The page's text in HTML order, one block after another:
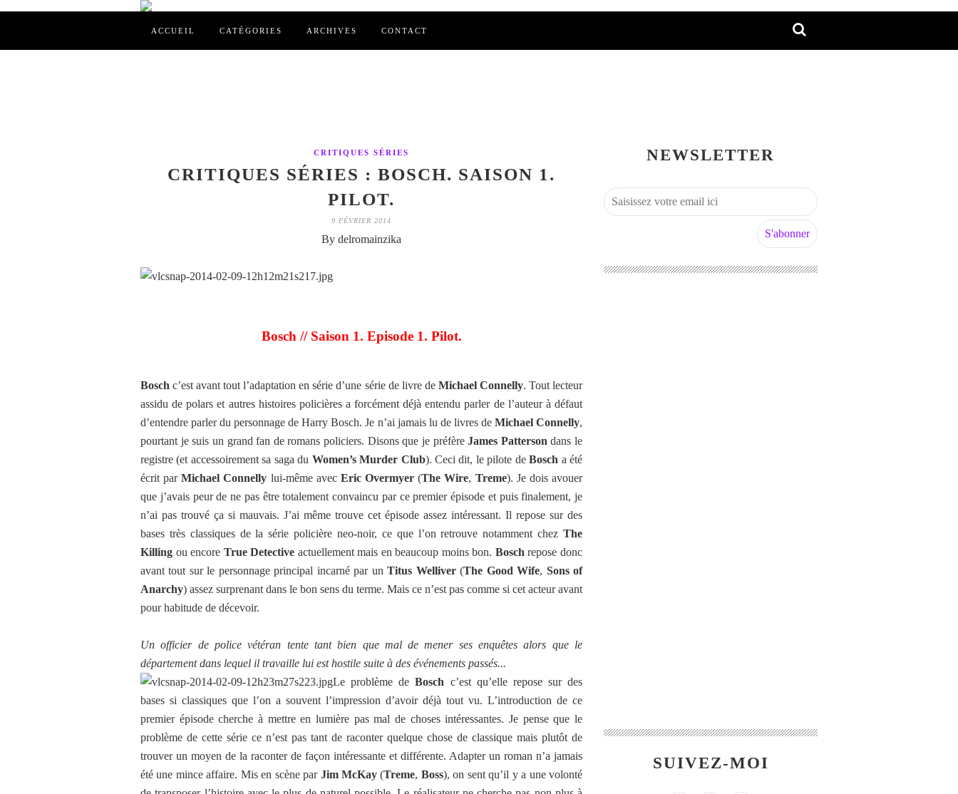
ACCUEIL CATÉGORIES ARCHIVES CONTACT
CRITIQUES SÉRIES
CRITIQUES SÉRIES : BOSCH. SAISON 1.
PILOT.
9 FÉVRIER 2014
By delromainzika
Bosch // Saison 1. Episode 1. Pilot.
Bosch c’est avant tout l’adaptation en série d’une série de livre de Michael Connelly. Tout lecteur
assidu de polars et autres histoires policières a forcément déjà entendu parler de l’auteur à défaut
d’entendre parler du personnage de Harry Bosch. Je n’ai jamais lu de livres de Michael Connelly,
pourtant je suis un grand fan de romans policiers. Disons que je préfèreJames Patterson dans le
registre (et accessoirement sa saga du Women’s Murder Club). Ceci dit, le pilote deBosch a été
écrit parMichael Connelly lui-même avec Eric Overmyer (The Wire, Treme). Je dois avouer
que j’avais peur de ne pas être totalement convaincu par ce premier épisode et puis finalement, je
n’ai pas trouvé ça si mauvais. J’ai même trouve cet épisode assez intéressant. Il repose sur des
bases très classiques de la série policière neo-noir, ce que l’on retrouve notamment chez The
Killing ou encore True Detective actuellement mais en beaucoup moins bon. Bosch repose donc
avant tout sur le personnage principal incarné par unTitus Welliver(The Good Wife, Sons of
Anarchy) assez surprenant dans le bon sens du terme. Mais ce n’est pas comme si cet acteur avant
pour habitude de décevoir.
Un officier de police vétéran tente tant bien que mal de mener ses enquêtes alors que le
département dans lequel il travaille lui est hostile suite à des événements passés...
Le problème deBosch c’est qu’elle repose sur des
bases si classiques que l’on a souvent l’impression d’avoir déjà tout vu. L’introduction de ce
premier épisode cherche à mettre en lumière pas mal de choses intéressantes. Je pense que le
problème de cette série ce n’est pas tant de raconter quelque chose de classique mais plutôt de
trouver un moyen de la raconter de façon intéressante et différente. Adapter un roman n’a jamais
été une mince affaire. Mis en scène par Jim McKay (Treme, Boss), on sent qu’il y a une volonté
NEWSLETTER
SUIVEZ-MOI